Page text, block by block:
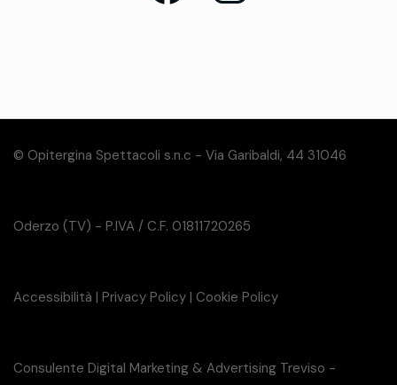
© Opitergina Spettacoli s.n.c - Via Garibaldi, 44 31046
Oderzo (TV) - P.IVA / C.F. 01811720265
Accessibilità | Privacy Policy | Cookie Policy
Consulente Digital Marketing & Advertising Treviso -